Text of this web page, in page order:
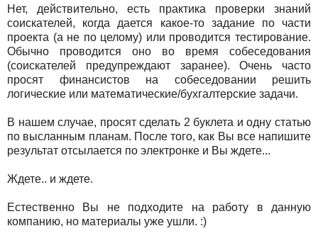
Нет, действительно, есть практика проверки знаний
соискателей, когда дается какое-то задание по части
проекта (а не по целому) или проводится тестирование.
Обычно проводится оно во время собеседования
(соискателей предупреждают заранее). Очень часто
просят финансистов на собеседовании решить
логические или математические/бухгалтерские задачи.
В нашем случае, просят сделать 2 буклета и одну статью
по высланным планам. После того, как Вы все напишите
результат отсылается по электронке и Вы ждете...
Ждете.. и ждете.
Естественно Вы не подходите на работу в данную
компанию, но материалы уже ушли. :)